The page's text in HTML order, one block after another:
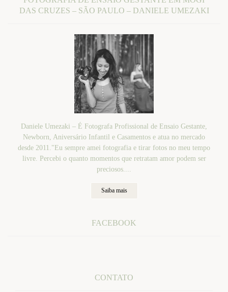
DAS CRUZES – SÃO PAULO – DANIELE UMEZAKI
Daniele Umezaki – É Fotografa Profissional de Ensaio Gestante,
Newborn, Aniversário Infantil e Casamentos e atua no mercado
desde 2011."Eu sempre amei fotografia e tirar fotos no meu tempo
livre. Percebi o quanto momentos que retratam amor podem ser
preciosos....
Saiba mais
FACEBOOK
CONTATO